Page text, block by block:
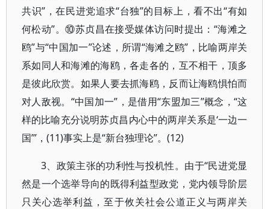
共识”，在民进党追求“台独”的目标上，看不出“有如
何松动”。⑩苏贞昌在接受媒体访问时提出：“海滩之
鸥”与“中国加一”论述，所谓“海滩之鸥”，比喻两岸关
系如同人和海滩的海鸥，各走各的，互不相干，顶多
是彼此欣赏。如果人要去抓海鸥，反而让海鸥惧怕而
对人敌视。“中国加一”，是借用“东盟加三”概念，“这
样的比喻充分说明苏贞昌内心中的两岸关系是‘一边一
国’”，(11)事实上是“新台独理论”。(12)
3、政策主张的功利性与投机性。由于“民进党显
然是一个选举导向的既得利益型政党，党内领导阶层
只关心选举利益，至于攸关社会公道正义与两岸关